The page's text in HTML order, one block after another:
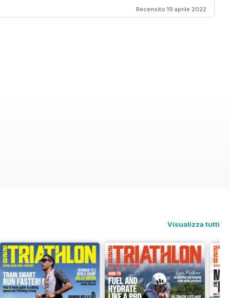
Recensito 19 aprile 2022
Visualizza tutti